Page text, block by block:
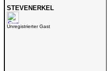
STEVENERKEL
Unregistrierter Gast